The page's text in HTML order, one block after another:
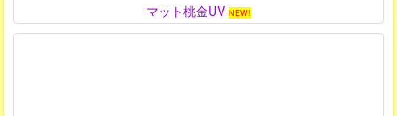
マット桃金UV NEW!